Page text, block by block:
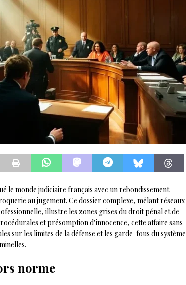
le monde judiciaire français avec un rebondissement
au jugement. Ce dossier complexe, mêlant réseaux
illustre les zones grises du droit pénal et de
et présomption d’innocence, cette affaire sans
sur les limites de la défense et les garde-fous du système
norme